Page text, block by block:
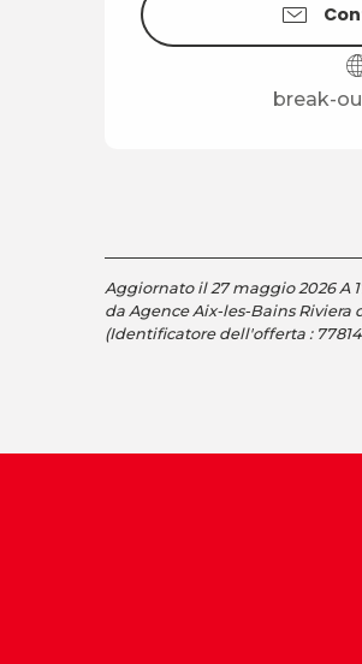
break-
Aggiornato il 27 maggio 2026 A
da Agence Aix-les-Bains Riviera
(Identificatore dell'offerta :